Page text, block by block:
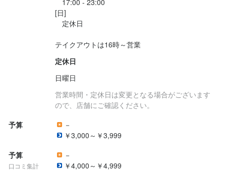
[日]
定休日
テイクアウトは16時～営業
定休日
日曜日
営業時間・定休日は変更となる場合がございます
ので、店舗にご確認ください。
予算
－
￥3,000～￥3,999
予算
口コミ集計
－
￥4,000～￥4,999